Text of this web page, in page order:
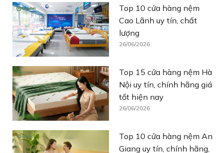
Top 10 cửa hàng nệm
Cao Lãnh uy tín, chất
lượng
26/06/2026
Top 15 cửa hàng nệm Hà
Nội uy tín, chính hãng giá
tốt hiện nay
26/06/2026
Top 10 cửa hàng nệm An
Giang uy tín, chính hãng,